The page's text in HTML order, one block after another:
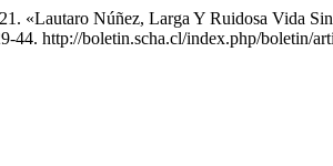
«Lautaro Núñez, Larga Y Ruidosa Vida
44. http://boletin.scha.cl/index.php/boletin/